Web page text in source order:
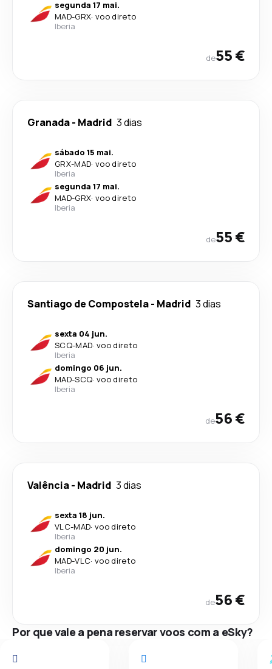
segunda 17 mai.
MAD-GRX· voo direto
Iberia
de55 €
Granada- Madrid 3 dias
sábado 15 mai.
GRX-MAD· voo direto
Iberia
segunda 17 mai.
MAD-GRX· voo direto
Iberia
de55 €
Santiago de Compostela- Madrid 3 dias
sexta 04 jun.
SCQ-MAD· voo direto
Iberia
domingo 06 jun.
MAD-SCQ· voo direto
Iberia
de56 €
Valência- Madrid 3 dias
sexta 18 jun.
VLC-MAD· voo direto
Iberia
domingo 20 jun.
MAD-VLC· voo direto
Iberia
de56 €
Por que vale a pena reservar voos com a eSky?